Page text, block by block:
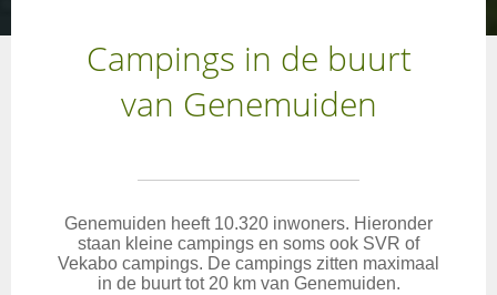
Campings in de buurt
van Genemuiden
Genemuiden heeft 10.320 inwoners. Hieronder
staan kleine campings en soms ook SVR of
Vekabo campings. De campings zitten maximaal
in de buurt tot 20 km van Genemuiden.